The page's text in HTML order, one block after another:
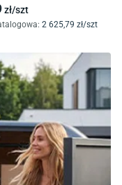
174
zł/szt
: 2 625,79 zł/szt